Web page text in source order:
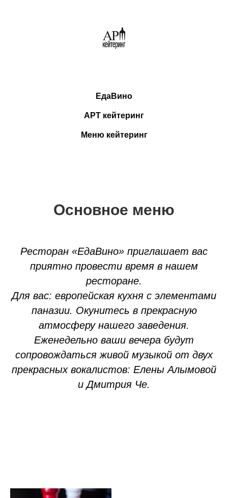
ЕдаВино
АРТ кейтеринг
Меню кейтеринг
Основное меню
Ресторан «ЕдаВино» приглашает вас
приятно провести время в нашем
ресторане.
Для вас: европейская кухня с элементами
паназии. Окунитесь в прекрасную
атмосферу нашего заведения.
Еженедельно ваши вечера будут
сопровождаться живой музыкой от двух
прекрасных вокалистов: Елены Алымовой
и Дмитрия Че.